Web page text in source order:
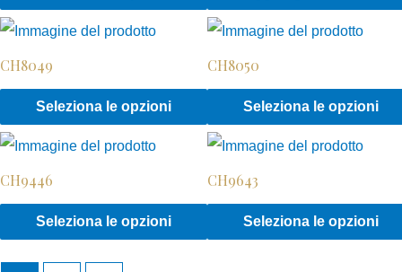
nella
pagina
prodotto
Le
opzioni
possono
essere
nella
pagina
prodotto
prodotto
ha
più
varianti.
Le
opzioni
possono
essere
CH8049
Seleziona le opzioni
Questo
prodotto
ha
più
varianti.
CH8050
Seleziona le opzioni
CH9446
Seleziona le opzioni
Questo
prodotto
CH9643
Seleziona le opzioni